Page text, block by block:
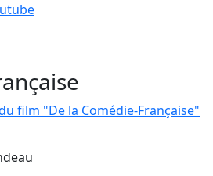
film "De la Comédie-Française"